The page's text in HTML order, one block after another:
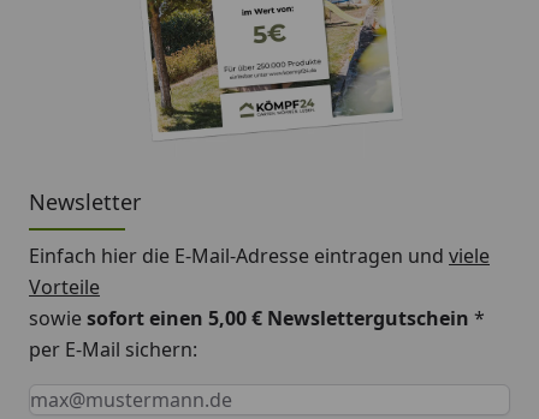
Newsletter
Einfach hier die E-Mail-Adresse eintragen und viele
Vorteile
sowiesofort einen 5,00 € Newslettergutschein *
per E-Mail sichern:
Keine Eingabe erforderlich
Eingabe erforderlich
E-Mail *